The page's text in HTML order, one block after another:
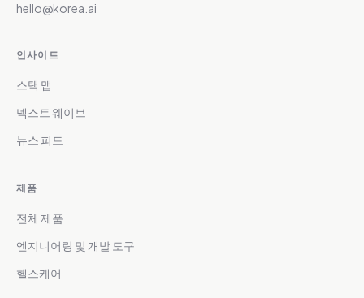
hello@korea.ai
인사이트
스택 맵
넥스트 웨이브
뉴스 피드
제품
전체 제품
엔지니어링 및 개발 도구
헬스케어